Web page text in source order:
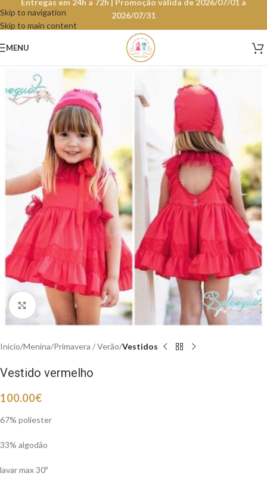
Skip to navigation
Skip to main content
Entregas em 24h a 72h | Promoção válida de 2026/07/01 a
2026/07/31
MENU
Clique para aumentar
Início Menina Primavera / Verão Vestidos
Vestido vermelho
100.00€
67% poliester
33% algodão
lavar max 30º